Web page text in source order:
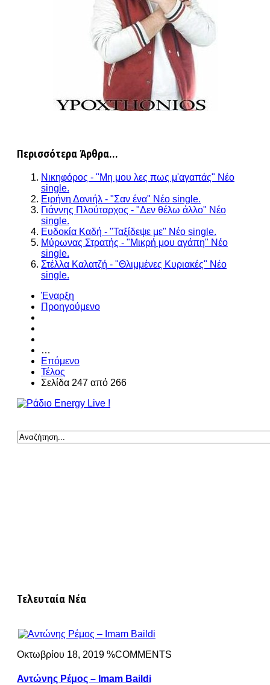
Περισσότερα Άρθρα...
Νικηφόρος - "Μη μου λες πως μ'αγαπάς" Νέο
single.
Ειρήνη Δανιήλ - "Σαν ένα" Νέο single.
Γιάννης Πλούταρχος - "Δεν θέλω άλλο" Νέο
single.
Ευδοκία Καδή - "Ταξίδεψε με" Νέο single.
Μύρωνας Στρατής - "Μικρή μου αγάπη" Νέο
single.
Στέλλα Καλατζή - "Θλιμμένες Κυριακές" Νέο
single.
Έναρξη
Προηγούμενο
…
Επόμενο
Τέλος
Σελίδα 247 από 266
Τελευταία Νέα
Οκτωβρίου 18, 2019 %COMMENTS
Αντώνης Ρέμος – Imam Baildi